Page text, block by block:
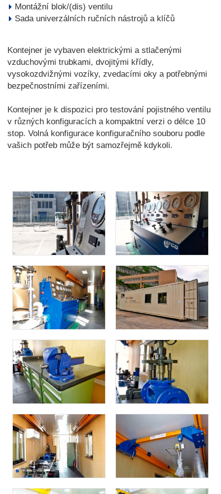
Montážní blok/(dis) ventilu
Sada univerzálních ručních nástrojů a klíčů
Kontejner je vybaven elektrickými a stlačenými
vzduchovými trubkami, dvojitými křídly,
vysokozdvižnými vozíky, zvedacími oky a potřebnými
bezpečnostními zařízeními.
Kontejner je k dispozici pro testování pojistného ventilu
v různých konfiguracích a kompaktní verzi o délce 10
stop. Volná konfigurace konfiguračního souboru podle
vašich potřeb může být samozřejmě kdykoli.